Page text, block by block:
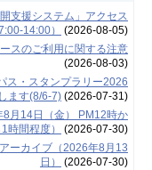
支援システム」アクセス
14:00）
(2026-08-05)
スのご利用に関する注意
(2026-08-03)
ス・スタンプラリー2026
ます(8/6-7)(2026-07-31)
8月14日（金） PM12時か
1時間程度）
(2026-07-30)
ーカイブ（2026年8月13
日）
(2026-07-30)